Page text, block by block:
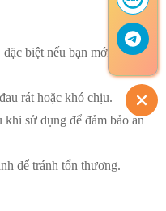
đặc biệt nếu bạn mới bắt
rát hoặc khó chịu.
khi sử dụng để đảm bảo an
để tránh tổn thương.